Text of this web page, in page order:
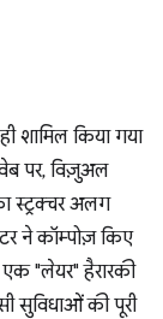
शामिल किया गया
पर, विज़ुअल
स्ट्रक्चर अलग
ने कॉम्पोज़ किए
"लेयर" हैरारकी
सुविधाओं की पूरी